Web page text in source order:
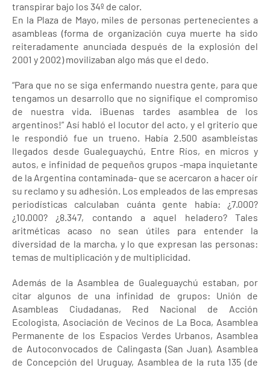
transpirar bajo los 34º de calor.
En la Plaza de Mayo, miles de personas pertenecientes a
asambleas (forma de organización cuya muerte ha sido
reiteradamente anunciada después de la explosión del
2001 y 2002) movilizaban algo más que el dedo.
“Para que no se siga enfermando nuestra gente, para que
tengamos un desarrollo que no signifique el compromiso
de nuestra vida. ¡Buenas tardes asamblea de los
argentinos!” Así habló el locutor del acto, y el griterío que
le respondió fue un trueno. Había 2.500 asambleístas
llegados desde Gualeguaychú, Entre Ríos, en micros y
autos, e infinidad de pequeños grupos -mapa inquietante
de la Argentina contaminada- que se acercaron a hacer oír
su reclamo y su adhesión. Los empleados de las empresas
periodísticas calculaban cuánta gente había: ¿7.000?
¿10.000? ¿8.347, contando a aquel heladero? Tales
aritméticas acaso no sean útiles para entender la
diversidad de la marcha, y lo que expresan las personas:
temas de multiplicación y de multiplicidad.
Además de la Asamblea de Gualeguaychú estaban, por
citar algunos de una infinidad de grupos: Unión de
Asambleas Ciudadanas, Red Nacional de Acción
Ecologista, Asociación de Vecinos de La Boca, Asamblea
Permanente de los Espacios Verdes Urbanos, Asamblea
de Autoconvocados de Calingasta (San Juan), Asamblea
de Concepción del Uruguay, Asamblea de la ruta 135 (de